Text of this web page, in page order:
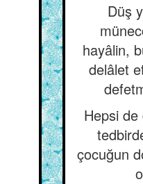
Düş
hayâlin,
delâlet
Hepsi de
çocuğun